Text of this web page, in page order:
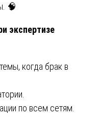
🧠
экспертизе
когда брак в
по всем сетям.